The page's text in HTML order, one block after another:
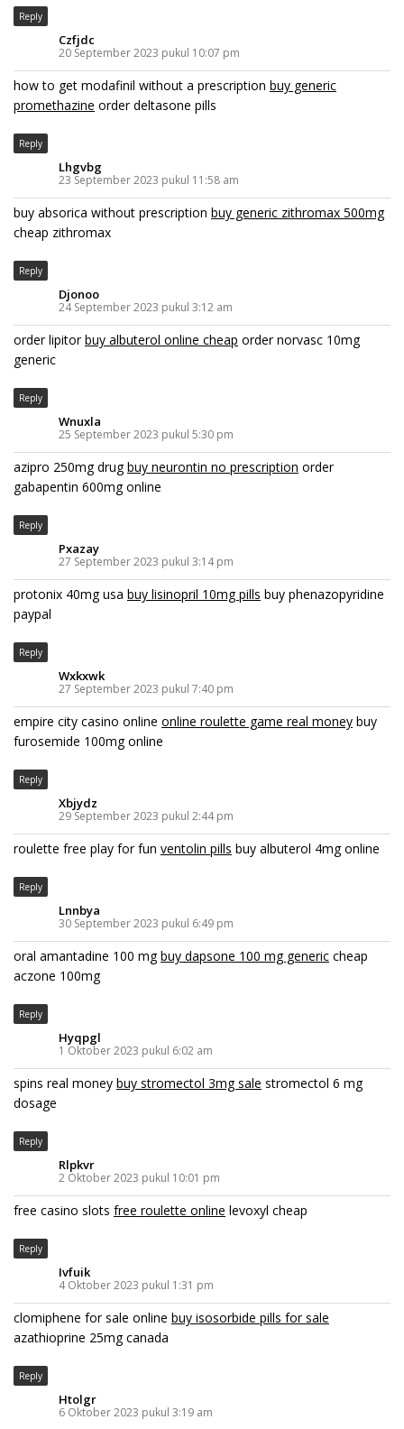
Reply
Czfjdc
20 September 2023 pukul 10:07 pm
how to get modafinil without a prescription buy generic
promethazine order deltasone pills
Reply
Lhgvbg
23 September 2023 pukul 11:58 am
buy absorica without prescription buy generic zithromax 500mg
cheap zithromax
Reply
Djonoo
24 September 2023 pukul 3:12 am
order lipitorbuy albuterol online cheap order norvasc 10mg
generic
Reply
Wnuxla
25 September 2023 pukul 5:30 pm
azipro 250mg drugbuy neurontin no prescription order
gabapentin 600mg online
Reply
Pxazay
27 September 2023 pukul 3:14 pm
protonix 40mg usa buy lisinopril 10mg pills buy phenazopyridine
paypal
Reply
Wxkxwk
27 September 2023 pukul 7:40 pm
empire city casino online online roulette game real money buy
furosemide 100mg online
Reply
Xbjydz
29 September 2023 pukul 2:44 pm
roulette free play for fun ventolin pills buy albuterol 4mg online
Reply
Lnnbya
30 September 2023 pukul 6:49 pm
oral amantadine 100 mgbuy dapsone 100 mg generic cheap
aczone 100mg
Reply
Hyqpgl
1 Oktober 2023 pukul 6:02 am
spins real money buy stromectol 3mg sale stromectol 6 mg
dosage
Reply
Rlpkvr
2 Oktober 2023 pukul 10:01 pm
free casino slots free roulette online levoxyl cheap
Reply
Ivfuik
4 Oktober 2023 pukul 1:31 pm
clomiphene for sale online buy isosorbide pills for sale
azathioprine 25mg canada
Reply
Htolgr
6 Oktober 2023 pukul 3:19 am